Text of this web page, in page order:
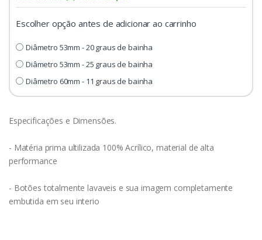
Escolher opção antes de adicionar ao carrinho
Diâmetro 53mm - 20 graus de bainha
Diâmetro 53mm - 25 graus de bainha
Diâmetro 60mm - 11 graus de bainha
Especificações e Dimensões.
- Matéria prima ultilizada 100% Acrílico, material de alta
performance
- Botões totalmente lavaveis e sua imagem completamente
embutida em seu interio